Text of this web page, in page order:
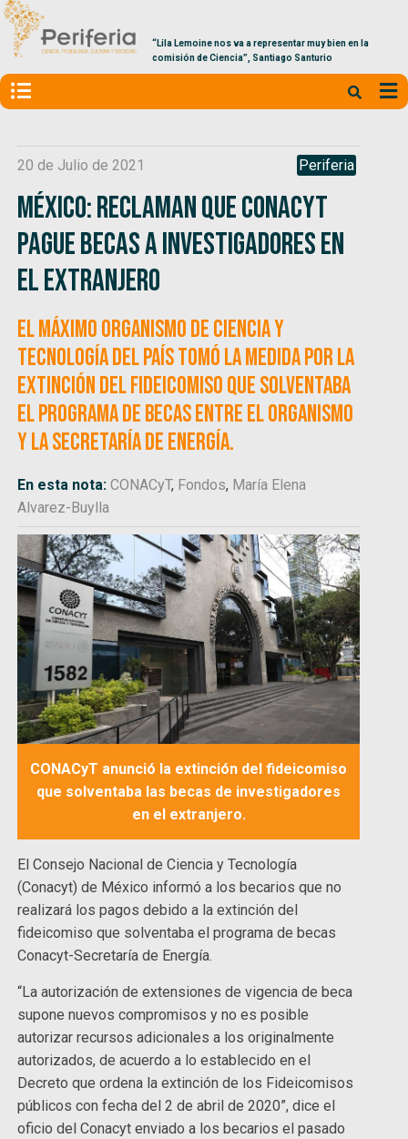
“Lila Lemoine nos va a representar muy bien en la
comisión de Ciencia”, Santiago Santurio
20 de Julio de 2021 Periferia
México: Reclaman que CONACyT
pague becas a investigadores en
el extranjero
El máximo organismo de ciencia y
tecnología del país tomó la medida por la
extinción del fideicomiso que solventaba
el Programa de becas entre el organismo
y la Secretaría de Energía.
En esta nota:CONACyT, Fondos, María Elena
Alvarez-Buylla
CONACyT anunció la extinción del fideicomiso
que solventaba las becas de investigadores
en el extranjero.
El Consejo Nacional de Ciencia y Tecnología
(Conacyt) de México informó a los becarios que no
realizará los pagos debido a la extinción del
fideicomiso que solventaba el programa de becas
Conacyt-Secretaría de Energía.
“La autorización de extensiones de vigencia de beca
supone nuevos compromisos y no es posible
autorizar recursos adicionales a los originalmente
autorizados, de acuerdo a lo establecido en el
Decreto que ordena la extinción de los Fideicomisos
públicos con fecha del 2 de abril de 2020”, dice el
oficio del Conacyt enviado a los becarios el pasado